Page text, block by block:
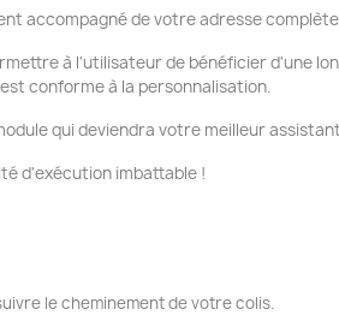
accompagné de votre adresse
à l'utilisateur de bénéficier d'une
conforme à la personnalisation.
qui deviendra votre meilleur
d'exécution imbattable !
le cheminement de votre colis.